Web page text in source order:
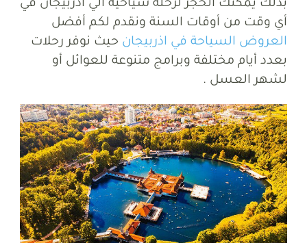
بذلك يمكنك الحجز لرحلة سياحية الي اذربيجان في
أي وقت من أوقات السنة ونقدم لكم أفضل
العروض السياحة في اذربيجان حيث نوفر رحلات
بعدد أيام مختلفة وبرامج متنوعة للعوائل أو
لشهر العسل .